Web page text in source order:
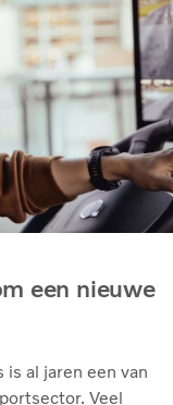
een nieuwe
al jaren een van
Veel